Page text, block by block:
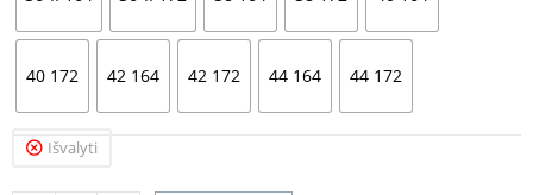
40 172 42 164 42 172 44 164 44 172
Išvalyti